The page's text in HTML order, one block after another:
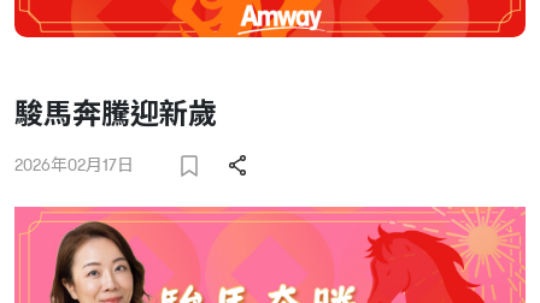
駿馬奔騰迎新歲
2026年02月17日